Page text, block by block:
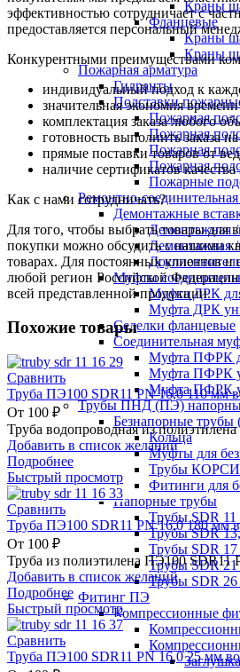
Краны
Фланцевые
Краны
Краны
Пожарная арматура
Гидранты
Подставки
Пожарная
Пожарная
Пожарная
Пожарная
Пожарные
Ремонтно-соединительная
Демонтажные
Демонтажная /
Демонтажная /
Муфты
Муфта ДРК
Муфта ДРК
Седелки фланцевые
Соединительная
Муфта ПФРК
Муфта ПФРК
Муфта ПФРК
Трубы ПНД (ПЭ)
Безнапорные трубы
Кольца
Муфты для
Трубы
Фитинги для
Напорные трубы
Трубы SDR 11
Трубы SDR
Трубы SDR 17
Трубы SDR 21
Трубы SDR 26
Фитинг ПЭ
Компрессионные
Заглушка
эффективностью сотрудничает с
предоставляется персональный
Конкурентными преимуществами
индивидуальный подход к
значительная экономия
комплектация заказа любого
готовность выполнить заказа
прямые поставки товаров от
наличие сертификатов
Как с нами сотрудничать?
Для того, чтобы выбрать товары для
покупки можно обсудить с нашими
товарах. Для постоянных клиентов и
любой регион Российской
всей представленной продукции.
Похожие товары
Сравнить
Труба ПЭ100 SDR11 PN 16,0 110 мм
От 100 ₽
Труба водопроводная из
Добавить в список желаний
Подробнее
Быстрый просмотр
Сравнить
Труба ПЭ100 SDR11 PN 16,0 180 мм
От 100 ₽
Труба из полиэтилена ПЭ100 SDR11
Добавить в список желаний
Подробнее
Быстрый просмотр
Сравнить
Труба ПЭ100 SDR11 PN 16,0 25 мм